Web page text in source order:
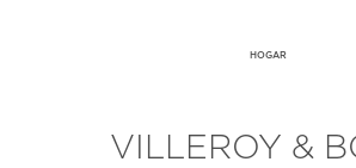
HOGAR
VILLEROY &